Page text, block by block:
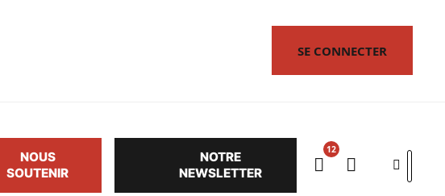
SE CONNECTER
NOUS
SOUTENIR
NOTRE
NEWSLETTER